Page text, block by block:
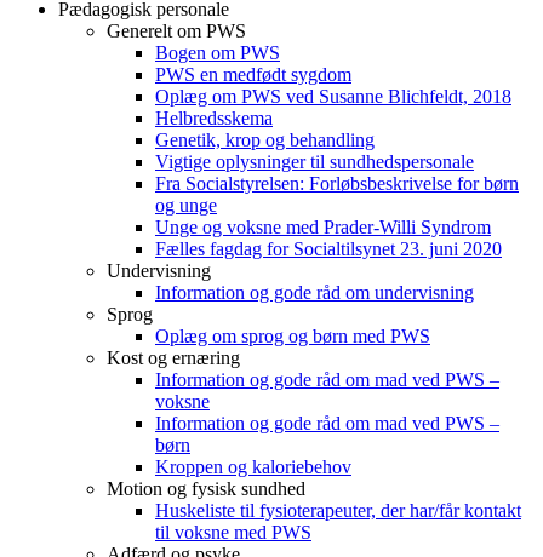
Pædagogisk personale
Generelt om PWS
Bogen om PWS
PWS en medfødt sygdom
Oplæg om PWS ved Susanne Blichfeldt, 2018
Helbredsskema
Genetik, krop og behandling
Vigtige oplysninger til sundhedspersonale
Fra Socialstyrelsen: Forløbsbeskrivelse for børn
og unge
Unge og voksne med Prader-Willi Syndrom
Fælles fagdag for Socialtilsynet 23. juni 2020
Undervisning
Information og gode råd om undervisning
Sprog
Oplæg om sprog og børn med PWS
Kost og ernæring
Information og gode råd om mad ved PWS –
voksne
Information og gode råd om mad ved PWS –
børn
Kroppen og kaloriebehov
Motion og fysisk sundhed
Huskeliste til fysioterapeuter, der har/får kontakt
til voksne med PWS